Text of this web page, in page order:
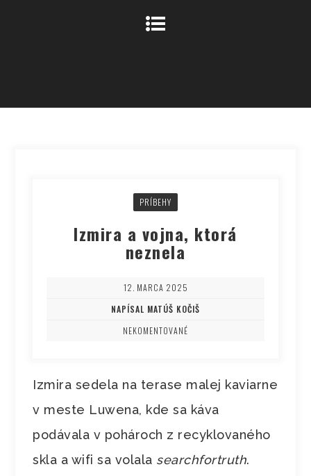
PRÍBEHY
Izmira a vojna, ktorá
neznela
12. MARCA 2025
NAPÍSAL MATÚŠ KOČIŠ
NEKOMENTOVANÉ
Izmira sedela na terase malej kaviarne
v meste Luwena, kde sa káva
podávala v pohároch z recyklovaného
skla a wifi sa volala searchfortruth.